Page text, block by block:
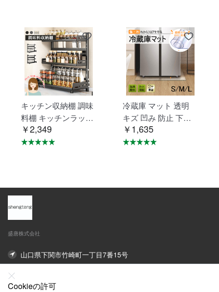
キッチン収納棚 調味
料棚 キッチンラック
調味料ラック 三層 台
所収納 キッチン収納
￥2,349
冷蔵庫 マット 透明
キズ 凹み 防止 下敷
き Lサイズ ポリカー
ボネート 洗濯機 冷蔵
￥1,635
盛唐株式会社
山口県下関市竹崎町一丁目7番15号
Cookieの許可